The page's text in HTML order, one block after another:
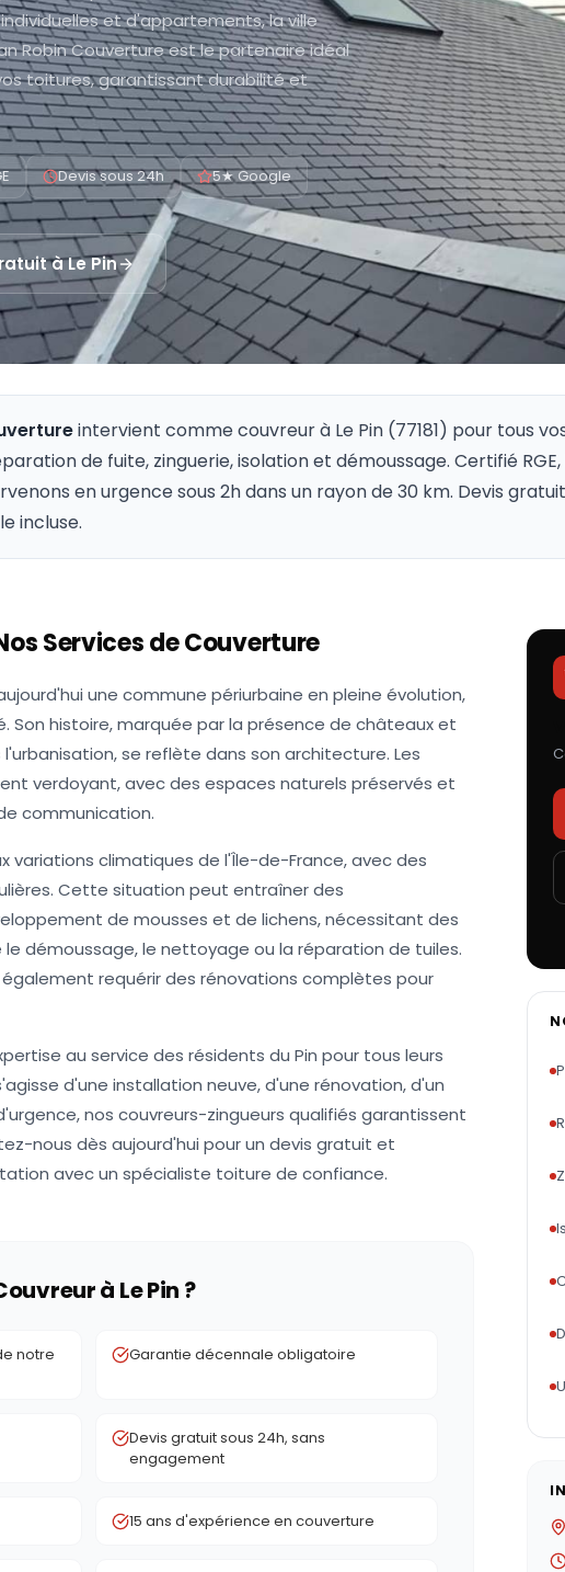
et d'appartements, la ville
Robin Couverture est le partenaire idéal
toitures, garantissant durabilité et
Devis sous 24h 5★ Google
àLe Pin
intervient comme couvreur à Le Pin (77181) pour tous
de fuite, zinguerie, isolation et démoussage. Certifié
en urgence sous 2h dans un rayon de 30 km. Devis
incluse.
Services de Couverture
une commune périurbaine en pleine évolution,
Son histoire, marquée par la présence de châteaux et
se reflète dans son architecture. Les
verdoyant, avec des espaces naturels préservés et
communication.
variations climatiques de l'Île-de-France, avec des
Cette situation peut entraîner des
de mousses et de lichens, nécessitant des
démoussage, le nettoyage ou la réparation de tuiles.
requérir des rénovations complètes pour
au service des résidents du Pin pour tous leurs
d'une installation neuve, d'une rénovation, d'un
nos couvreurs-zingueurs qualifiés garantissent
nous dès aujourd'hui pour un devis gratuit et
avec un spécialiste toiture de confiance.
à Le Pin ?
notre
Garantie décennale obligatoire
Devis gratuit sous 24h, sans
engagement
15 ans d'expérience en couverture